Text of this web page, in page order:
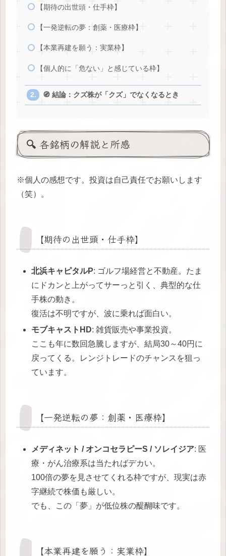
【期待の出世頭・仕手枠】
【一発逆転の夢：創薬・医療枠】
【本業再建を願う：実業枠】
【個人的に「危ない」と感じている枠】
🧭 結論：クズ株が「クズ」でなくなるとき
🔍 各銘柄の解説と所感
※個人の感想です。投資は自己責任でお願いします
（笑）。
【期待の出世頭・仕手枠】
北浜キャピタルP: ゴルフ場経営と不動産。たま
にドカンと上がってサーっと引く、典型的な仕
手株の動き。
復活は不明ですが、波に乗れば面白い。
モブキャストHD: 雑貨販売や事業投資。
ここも年に数回急騰しますが、結局30～40円に
戻ってくる。レンジトレードのチャンスを狙っ
ています。
【一発逆転の夢：創薬・医療枠】
メディネット / オンコセラピーS / ソレイジア: 医
療・がん治療系は当たればデカい。
100倍の夢を見させてくれる枠ですが、現実は赤
字継続で株価も厳しい。
でも、この「夢」が低位株の醍醐味です。
【本業再建を願う：実業枠】